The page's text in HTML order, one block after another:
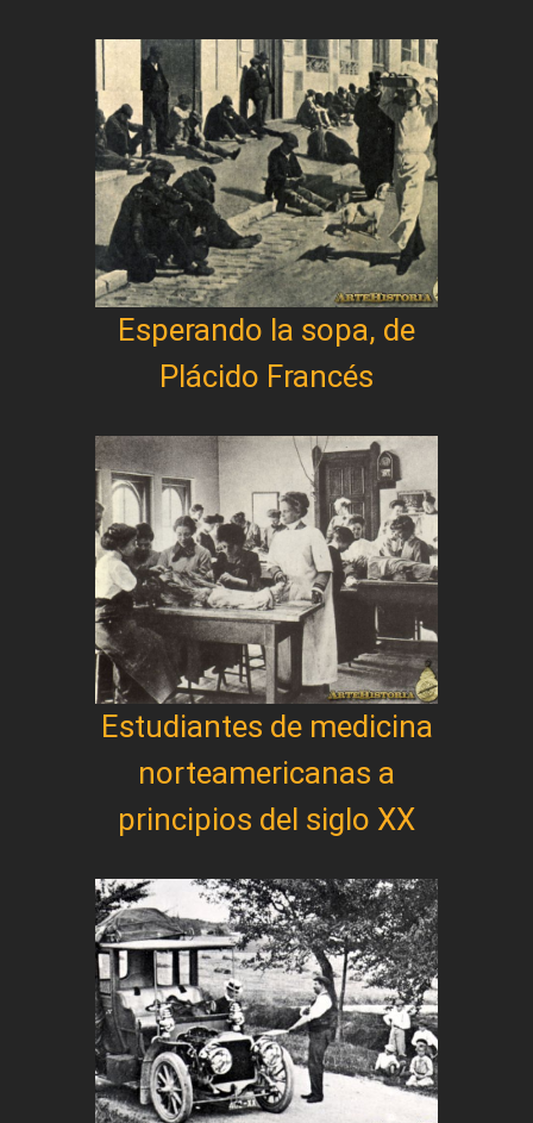
Esperando la sopa, de
Plácido Francés
Estudiantes de medicina
norteamericanas a
principios del siglo XX